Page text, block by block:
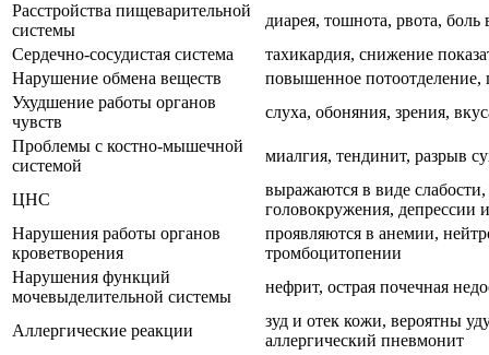
Расстройства пищеварительной
системы
диарея, тошнота, рвота,
Сердечно-сосудистая система
тахикардия, снижение
Нарушение обмена веществ
повышенное
Ухудшение работы органов
чувств
слуха, обоняния, зрения,
Проблемы с костно-мышечной
системой
миалгия, тендинит, разрыв
ЦНС
выражаются в виде
головокружения, депрессии
Нарушения работы органов
кроветворения
проявляются в анемии,
тромбоцитопении
Нарушения функций
мочевыделительной системы
нефрит, острая почечная
Аллергические реакции
зуд и отек кожи, вероятны
аллергический пневмонит